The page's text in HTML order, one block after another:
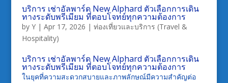
บริการ เช่าอัลพาร์ด New Alphard ตัวเลือกการเดิน
ทางระดับพรีเมียม ที่ตอบโจทย์ทุกความต้องการ
by Y| Apr 17, 2026 | ท่องเที่ยวและบริการ (Travel &
Hospitality)
บริการ เช่าอัลพาร์ด New Alphard ตัวเลือกการเดิน
ทางระดับพรีเมียม ที่ตอบโจทย์ทุกความต้องการ
ในยุคที่ความสะดวกสบายและภาพลักษณ์มีความสำคัญต่อ